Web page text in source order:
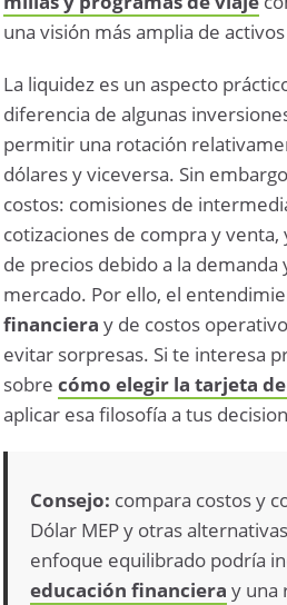
una visión más amplia de
La liquidez es un aspecto
diferencia de algunas
permitir una rotación
dólares y viceversa. Sin
costos: comisiones de
cotizaciones de compra y
de precios debido a la
mercado. Por ello, el
financiera y de costos
evitar sorpresas. Si te interesa
sobrecómo elegir la tarjeta
aplicar esa filosofía a tus
Consejo: compara costos y
Dólar MEP y otras
enfoque equilibrado podría
educación financiera y una